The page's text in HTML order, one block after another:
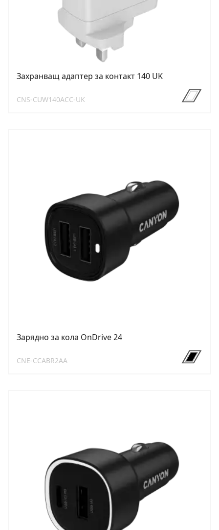
Захранващ адаптер за контакт 140 UK
CNS-CUW140ACC-UK
Зарядно за кола OnDrive 24
CNE-CCABR2AA